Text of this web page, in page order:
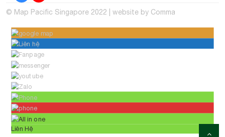
© Map Pacific Singapore 2022 | website by Comma
Liên Hệ